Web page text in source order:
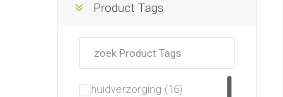
Product Tags
huidverzorging (16)